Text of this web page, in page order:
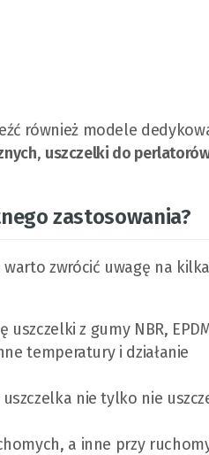
również modele
, uszczelki do
zastosowania?
zwrócić uwagę na kilka
z gumy NBR,
temperatury i działanie
nie tylko nie
a inne przy